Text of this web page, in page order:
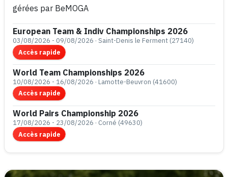
gérées par BeMOGA
European Team & Indiv Championships 2026
03/08/2026 - 09/08/2026 · Saint-Denis le Ferment (27140)
Accès rapide
World Team Championships 2026
10/08/2026 - 16/08/2026 · Lamotte-Beuvron (41600)
Accès rapide
World Pairs Championship 2026
17/08/2026 - 23/08/2026 · Corné (49630)
Accès rapide